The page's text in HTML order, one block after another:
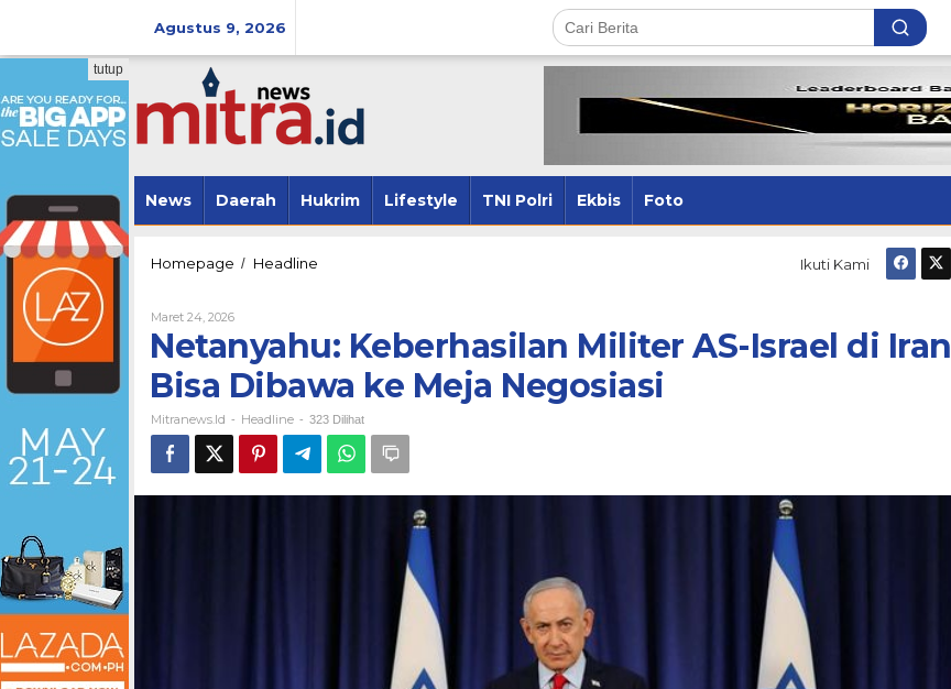
Agustus 9, 2026
News Daerah Hukrim Lifestyle TNI Polri Ekbis Foto
tutup
Homepage / Headline
Israel
di
Iran
Bisa
Dibawa
ke
Meja
Ikuti Kami
Maret 24, 2026Oleh
Mitranews.id
Netanyahu: Keberhasilan Militer AS-Israel di Iran
Bisa Dibawa ke Meja Negosiasi
Mitranews.id - Headline - 323 Dilihat